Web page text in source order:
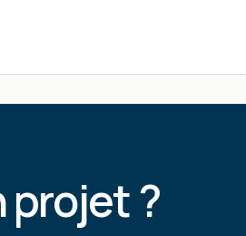
projet ?